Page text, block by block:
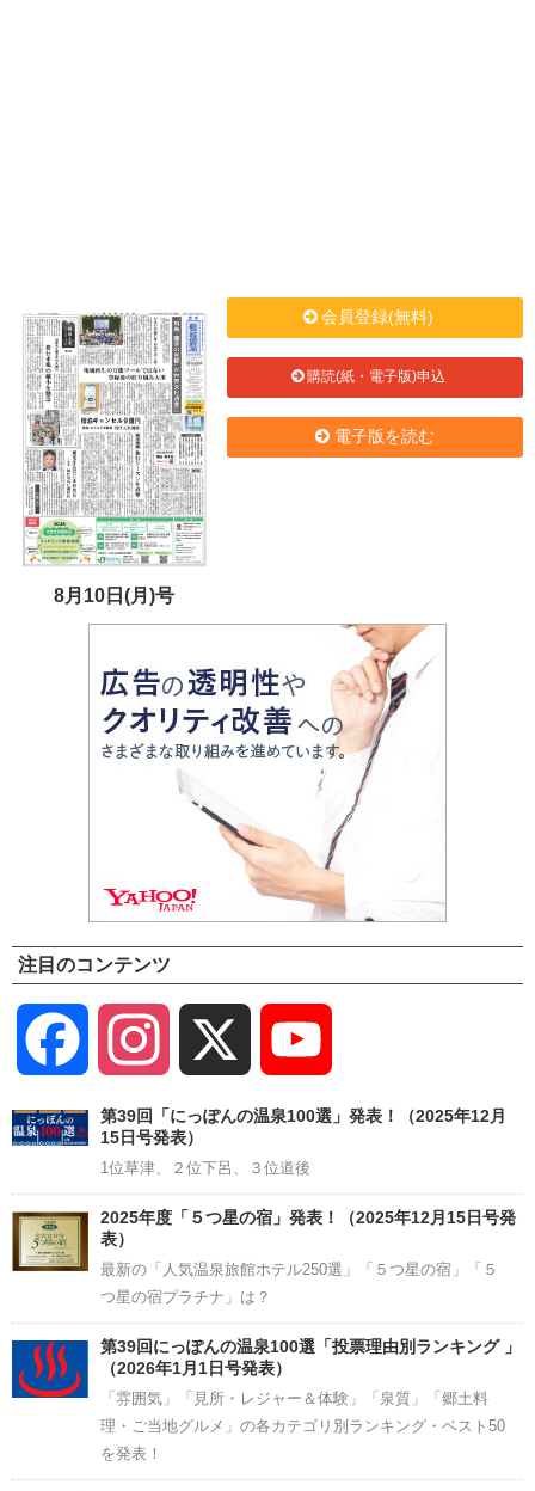
8月10日(月)号
会員登録(無料)
購読(紙・電子版)申込
電子版を読む
注目のコンテンツ
Facebook Instagram
Channel
第39回「にっぽんの温泉100選」発表！（2025年12月
15日号発表）
1位草津、２位下呂、３位道後
2025年度「５つ星の宿」発表！（2025年12月15日号発
表）
最新の「人気温泉旅館ホテル250選」「５つ星の宿」「５
つ星の宿プラチナ」は？
第39回にっぽんの温泉100選「投票理由別ランキング 」
（2026年1月1日号発表）
「雰囲気」「見所・レジャー＆体験」「泉質」「郷土料
理・ご当地グルメ」の各カテゴリ別ランキング・ベスト50
を発表！